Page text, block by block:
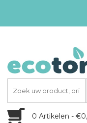
0 Artikelen -